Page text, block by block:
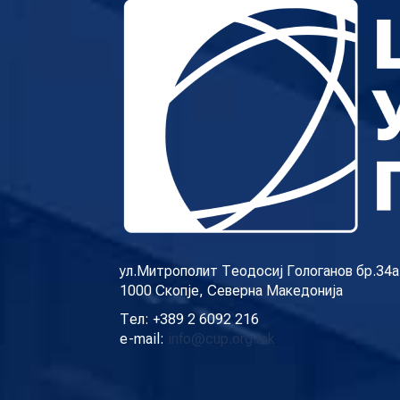
ул.Митрополит Теодосиј Гологанов
1000 Скопје, Северна Македонија
Тел: +389 2 6092 216
e-mail: info@cup.org.mk